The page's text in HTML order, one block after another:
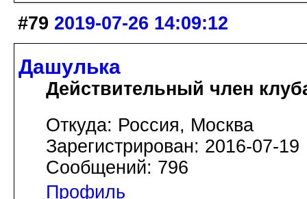
#79 2019-07-26 14:09:12
Дашулька
Действительный член
Откуда: Россия, Москва
Зарегистрирован: 2016-07-19
Сообщений: 796
Профиль